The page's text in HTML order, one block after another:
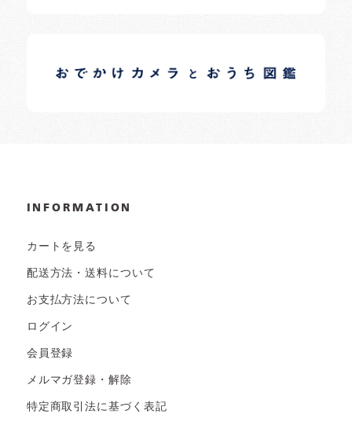
日常の様子など随時更新中です。
INFORMATION
カートを見る
配送方法・送料について
お支払方法について
ログイン
会員登録
メルマガ登録・解除
特定商取引法に基づく表記